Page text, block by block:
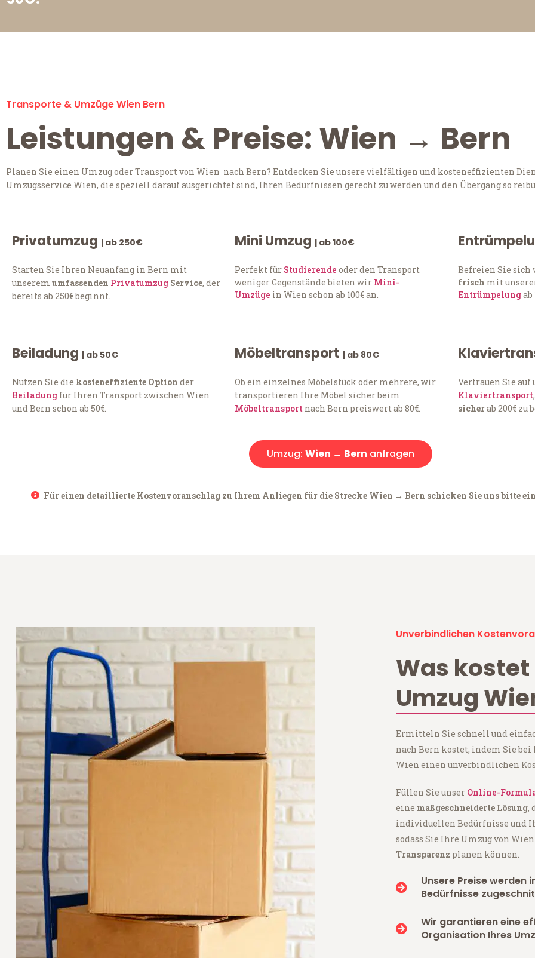
Transporte & Umzüge Wien Bern
Leistungen & Preise: Wien → Bern
Planen Sie einen Umzug oder Transport von Wien nach Bern? Entdecken Sie unsere vielfältigen und kosteneffizienten
Umzugsservice Wien, die speziell darauf ausgerichtet sind, Ihren Bedürfnissen gerecht zu werden und den Übergang so
Privatumzug | ab 250€
Starten Sie Ihren Neuanfang in Bern mit
unserem umfassenden Privatumzug Service, der
bereits ab 250€ beginnt.
Mini Umzug | ab 100€
Perfekt für Studierende oder den Transport
weniger Gegenstände bieten wir Mini-
Umzüge in Wien schon ab 100€ an.
Befreien Sie sich
frisch mit
Entrümpelungab
Beiladung | ab 50€
Nutzen Sie die kosteneffiziente Option der
Beiladung für Ihren Transport zwischen Wien
und Bern schon ab 50€.
Möbeltransport | ab 80€
Ob ein einzelnes Möbelstück oder mehrere, wir
transportieren Ihre Möbel sicher beim
Möbeltransport nach Bern preiswert ab 80€.
Vertrauen Sie auf
Klaviertransport
sicherab 200€ zu
Umzug: Wien → Bern anfragen
Für einen detaillierte Kostenvoranschlag zu Ihrem Anliegen für die Strecke Wien → Bern schicken Sie uns bitte
Unverbindlichen
Was kostet
Umzug
Ermitteln Sie schnell und
nach Bern kostet, indem Sie bei
Wien einen unverbindlichen
Füllen Sie unser Online-
eine maßgeschneiderte Lösung,
individuellen Bedürfnisse und
sodass Sie Ihre Umzug von
Transparenz planen können.
Unsere Preise werden
Bedürfnisse
Wir garantieren eine
Organisation Ihres